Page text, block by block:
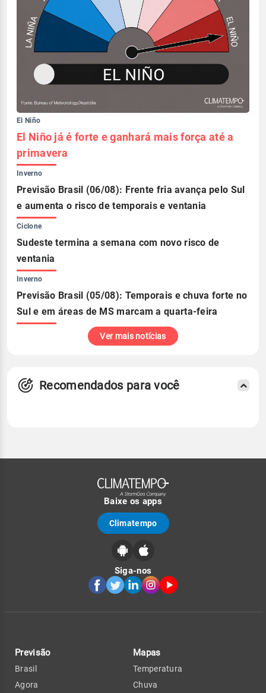
El Niño
El Niño já é forte e ganhará mais força até a
primavera
Inverno
Previsão Brasil (06/08): Frente fria avança pelo Sul
e aumenta o risco de temporais e ventania
Ciclone
Sudeste termina a semana com novo risco de
ventania
Inverno
Previsão Brasil (05/08): Temporais e chuva forte no
Sul e em áreas de MS marcam a quarta-feira
Ver mais notícias
Recomendados para você
Baixe os apps
Climatempo
Siga-nos
Previsão
Brasil
Agora
Mapas
Temperatura
Chuva